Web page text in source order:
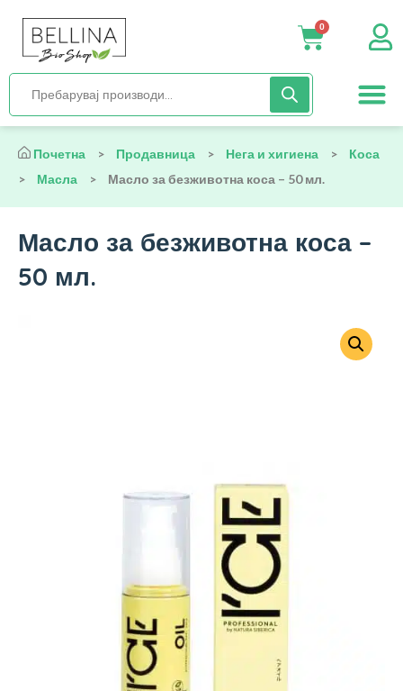
0
Почетна > Продавница > Нега и хигиена >
Коса
>
Масла > Масло за безживотна коса – 50 мл.
Масло за безживотна коса –
50 мл.